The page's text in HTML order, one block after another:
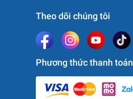
Theo dõi chúng tôi
Phương thức thanh toán